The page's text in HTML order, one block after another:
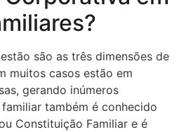
são as três dimensões de
muitos casos estão em
gerando inúmeros
também é conhecido
Constituição Familiar e é